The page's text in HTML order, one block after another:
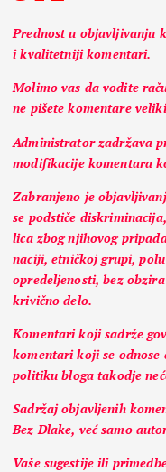
Prednost u objavljivanju
i kvalitetniji komentari.
Molimo vas da vodite
ne pišete komentare
Administrator zadržava
modifikacije komentara
Zabranjeno je
se podstiče
lica zbog njihovog
naciji, etničkoj grupi,
opredeljenosti, bez
krivično delo.
Komentari koji sadrže
komentari koji se odnose
politiku bloga takodje
Sadržaj objavljenih
Bez Dlake, već samo
Vaše sugestije ili